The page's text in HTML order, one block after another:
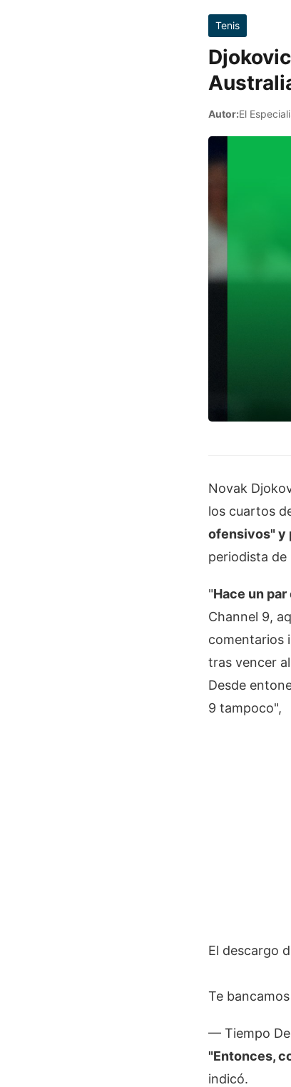
Tenis
Autor:El
Novak
los cuartos
ofensivos" y
periodista de
"Hace un
Channel 9,
comentarios
tras vencer
Desde
9 tampoco",
El descargo
Te
— Tiempo De
"Entonces,
indicó.